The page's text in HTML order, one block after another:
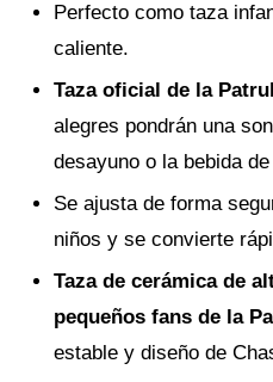
Perfecto como taza
caliente.
Taza oficial de la
alegres pondrán una
desayuno o la bebida
Se ajusta de forma
niños y se convierte
Taza de cerámica de
pequeños fans de la
estable y diseño de